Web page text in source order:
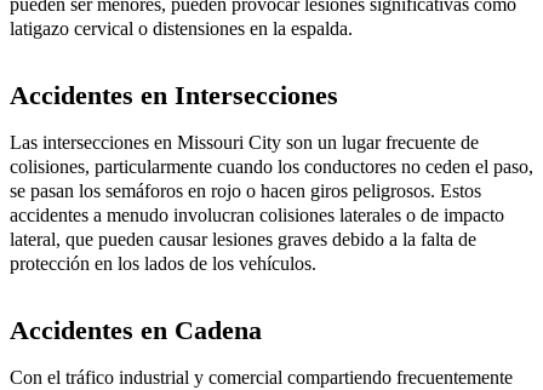
pueden ser menores, pueden provocar lesiones significativas como
latigazo cervical o distensiones en la espalda.
Accidentes en Intersecciones
Las intersecciones en Missouri City son un lugar frecuente de
colisiones, particularmente cuando los conductores no ceden el paso,
se pasan los semáforos en rojo o hacen giros peligrosos. Estos
accidentes a menudo involucran colisiones laterales o de impacto
lateral, que pueden causar lesiones graves debido a la falta de
protección en los lados de los vehículos.
Accidentes en Cadena
Con el tráfico industrial y comercial compartiendo frecuentemente